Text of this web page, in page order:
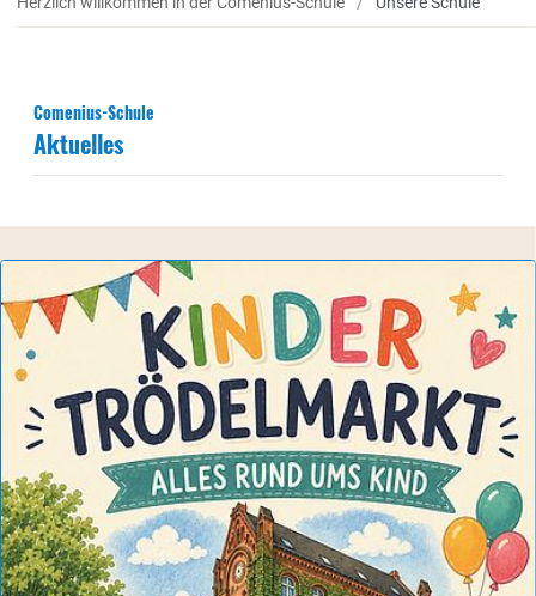
Comenius-Schule
Aktuelles